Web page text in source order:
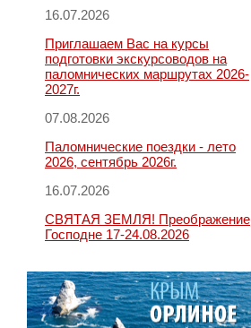
16.07.2026
Приглашаем Вас на курсы
подготовки экскурсоводов на
паломнических маршрутах 2026-
2027г.
07.08.2026
Паломнические поездки - лето
2026, сентябрь 2026г.
16.07.2026
СВЯТАЯ ЗЕМЛЯ! Преображение
Господне 17-24.08.2026